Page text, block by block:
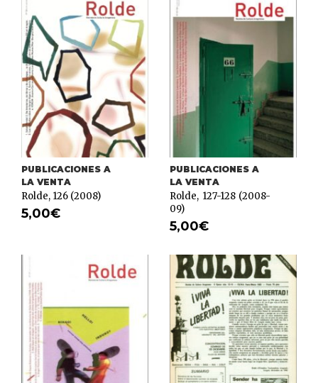
PUBLICACIONES A
LA VENTA
Rolde, 126 (2008)
5,00€
PUBLICACIONES A
LA VENTA
Rolde, 127-128 (2008-
09)
5,00€